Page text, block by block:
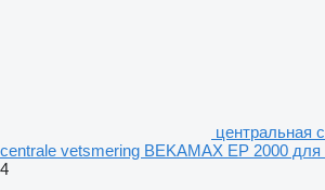
центральная
centrale vetsmering BEKAMAX EP 2000 для
4